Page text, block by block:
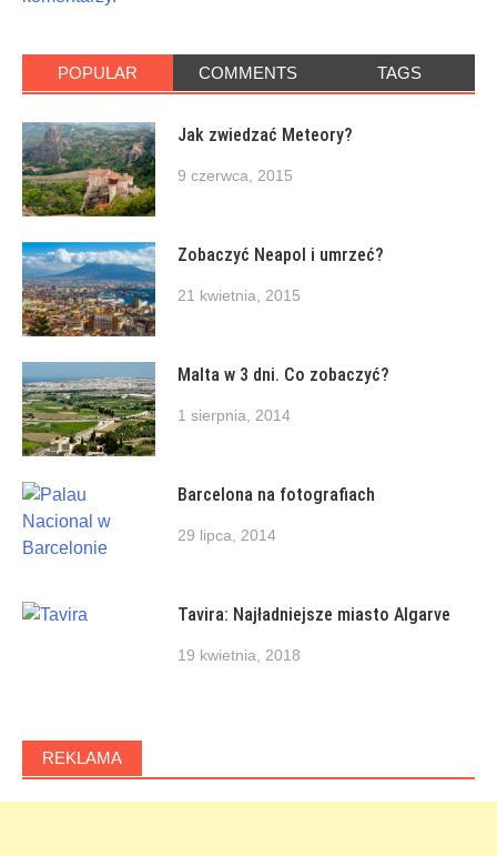
POPULAR COMMENTS TAGS
Jak zwiedzać Meteory?
9 czerwca, 2015
Zobaczyć Neapol i umrzeć?
21 kwietnia, 2015
Malta w 3 dni. Co zobaczyć?
1 sierpnia, 2014
Barcelona na fotografiach
29 lipca, 2014
Tavira: Najładniejsze miasto Algarve
19 kwietnia, 2018
REKLAMA